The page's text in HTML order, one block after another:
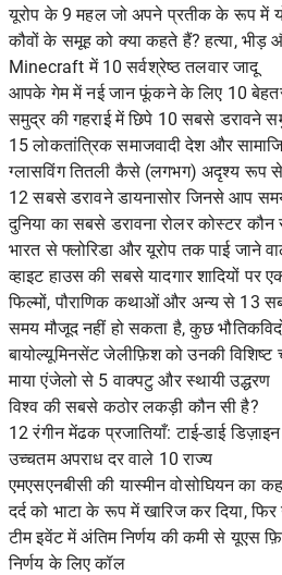
यूरोप के 9 महल जो अपने प्रतीक के रूप में
कौवों के समूह को क्या कहते हैं? हत्या, भीड़
Minecraft में 10 सर्वश्रेष्ठ तलवार जादू
आपके गेम में नई जान फूंकने के लिए 10
समुद्र की गहराई में छिपे 10 सबसे डरावने
15 लोकतांत्रिक समाजवादी देश और
ग्लासविंग तितली कैसे (लगभग) अदृश्य रूप
12 सबसे डरावने डायनासोर जिनसे आप
दुनिया का सबसे डरावना रोलर कोस्टर कौन
भारत से फ्लोरिडा और यूरोप तक पाई जाने
व्हाइट हाउस की सबसे यादगार शादियों पर
फिल्मों, पौराणिक कथाओं और अन्य से 13
समय मौजूद नहीं हो सकता है, कुछ
बायोल्यूमिनसेंट जेलीफ़िश को उनकी
माया एंजेलो से 5 वाक्पटु और स्थायी उद्धरण
विश्व की सबसे कठोर लकड़ी कौन सी है?
12 रंगीन मेंढक प्रजातियाँ: टाई-डाई
उच्चतम अपराध दर वाले 10 राज्य
एमएसएनबीसी की यास्मीन वोसोघियन का
दर्द को भाटा के रूप में खारिज कर दिया,
टीम इवेंट में अंतिम निर्णय की कमी से यूएस
निर्णय के लिए कॉल